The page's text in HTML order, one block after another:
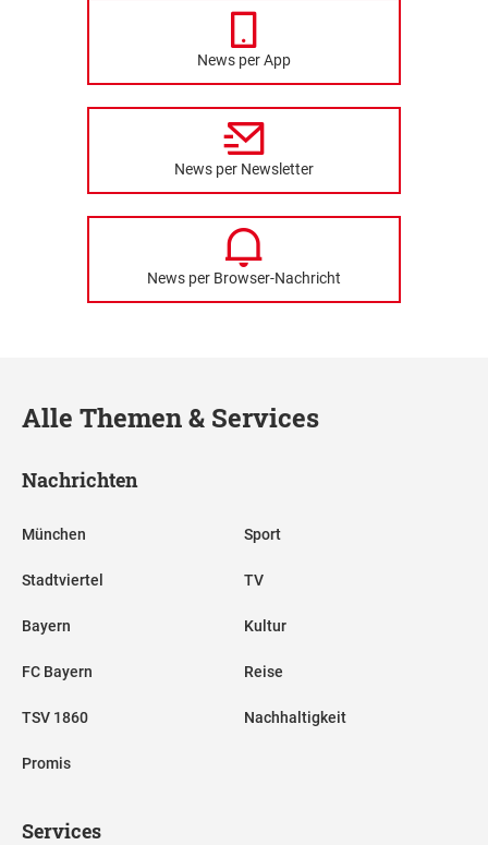
News per App
News per Newsletter
News per Browser-Nachricht
Alle Themen & Services
Nachrichten
München
Stadtviertel
Bayern
FC Bayern
TSV 1860
Promis
Sport
TV
Kultur
Reise
Nachhaltigkeit
Services